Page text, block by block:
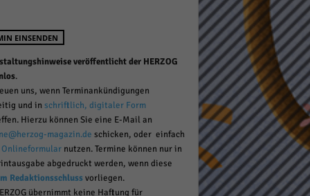
EINSENDEN
veröffentlicht der HERZOG
.
uns, wenn Terminankündigungen
und in schriftlich, digitaler Form
Hierzu können Sie eine E-Mail an
magazin.de schicken, oder einfach
Onlineformularnutzen. Termine können nur in
abgedruckt werden, wenn diese
Redaktionsschlussvorliegen.
übernimmt keine Haftung für
Externe Medien